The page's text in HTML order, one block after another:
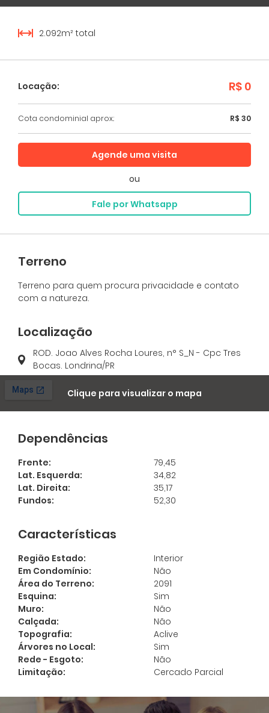
Ligamos Para Você
Digite seu nome e seu telefone que a
Imobiliária Morar liga para você:
Cadastre-se para salvar
seus imóveis
Preencha seu e-mail para ter acesso aos
seus imóveis favoritos:
2.092m² total
Locação: R$ 0
Cota condominial aprox.: R$ 30
Agende uma visita
ou
Fale por Whatsapp
Terreno
Terreno para quem procura privacidade e contato
com a natureza.
Localização
ROD. Joao Alves Rocha Loures, n° S_N - Cpc Tres
Bocas. Londrina/PR
Clique para visualizar o mapa
Dependências
Frente:
79,45
Lat. Esquerda:
34,82
Lat. Direita:
35,17
Fundos:
52,30
Características
Região Estado:
Interior
Em Condomínio:
Não
Área do Terreno:
2091
Esquina:
Sim
Muro:
Não
Calçada:
Não
Topografia:
Aclive
Árvores no Local:
Sim
Rede - Esgoto:
Não
Limitação:
Cercado Parcial